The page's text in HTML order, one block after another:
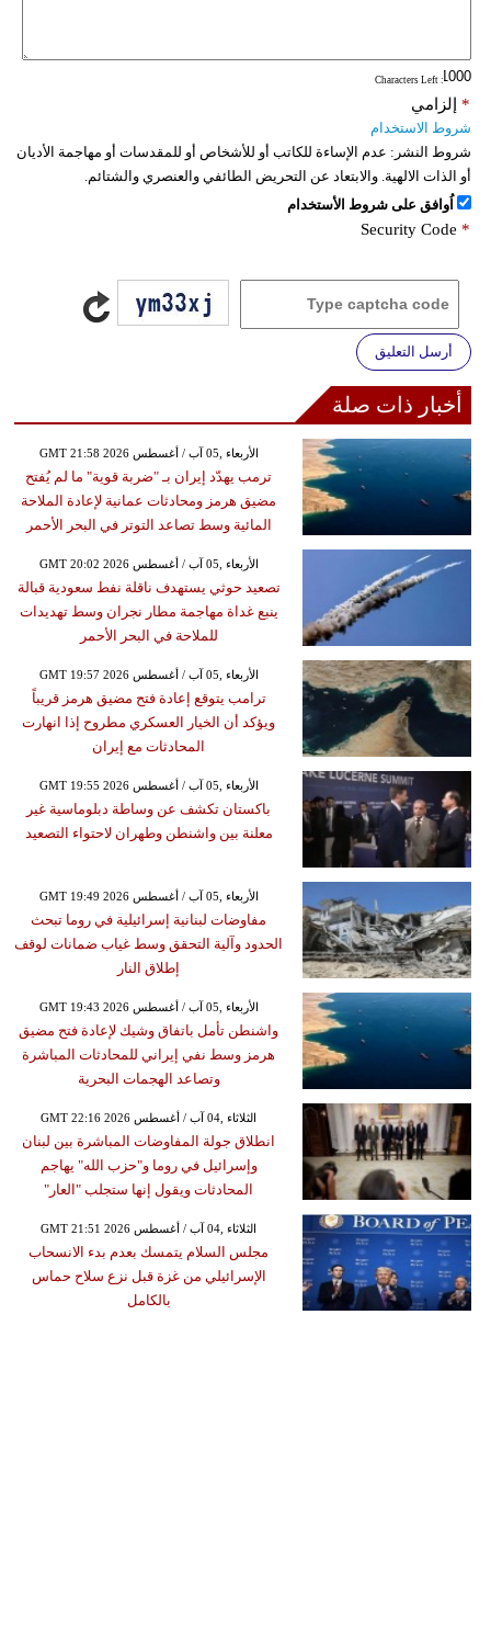
: Characters Left
إلزامي *
شروط الاستخدام
شروط النشر: عدم الإساءة للكاتب أو للأشخاص أو للمقدسات أو مهاجمة الأديان
أو الذات الالهية. والابتعاد عن التحريض الطائفي والعنصري والشتائم.
اُوافق على شروط الأستخدام
Security Code *
أرسل التعليق
أخبار ذات صلة
GMT 21:58 2026 الأربعاء ,05 آب / أغسطس
ترمب يهدّد إيران بـ "ضربة قوية" ما لم يُفتح
مضيق هرمز ومحادثات عمانية لإعادة الملاحة
المائية وسط تصاعد التوتر في البحر الأحمر
GMT 20:02 2026 الأربعاء ,05 آب / أغسطس
تصعيد حوثي يستهدف ناقلة نفط سعودية قبالة
ينبع غداة مهاجمة مطار نجران وسط تهديدات
للملاحة في البحر الأحمر
GMT 19:57 2026 الأربعاء ,05 آب / أغسطس
ترامب يتوقع إعادة فتح مضيق هرمز قريباً
ويؤكد أن الخيار العسكري مطروح إذا انهارت
المحادثات مع إيران
GMT 19:55 2026 الأربعاء ,05 آب / أغسطس
باكستان تكشف عن وساطة دبلوماسية غير
معلنة بين واشنطن وطهران لاحتواء التصعيد
GMT 19:49 2026 الأربعاء ,05 آب / أغسطس
مفاوضات لبنانية إسرائيلية في روما تبحث
الحدود وآلية التحقق وسط غياب ضمانات لوقف
إطلاق النار
GMT 19:43 2026 الأربعاء ,05 آب / أغسطس
واشنطن تأمل باتفاق وشيك لإعادة فتح مضيق
هرمز وسط نفي إيراني للمحادثات المباشرة
وتصاعد الهجمات البحرية
GMT 22:16 2026 الثلاثاء ,04 آب / أغسطس
انطلاق جولة المفاوضات المباشرة بين لبنان
وإسرائيل في روما و"حزب الله" يهاجم
المحادثات ويقول إنها ستجلب "العار"
GMT 21:51 2026 الثلاثاء ,04 آب / أغسطس
مجلس السلام يتمسك بعدم بدء الانسحاب
الإسرائيلي من غزة قبل نزع سلاح حماس
بالكامل